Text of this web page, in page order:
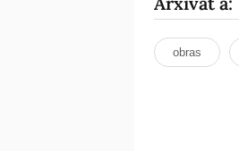
obras